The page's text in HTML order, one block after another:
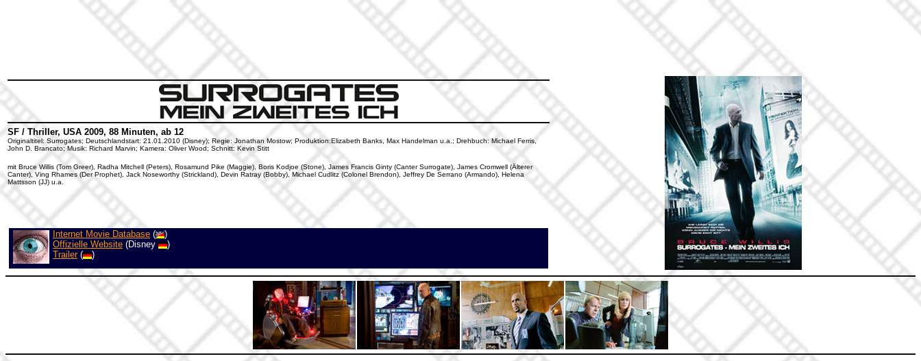
SF / Thriller, USA 2009, 88 Minuten, ab 12
Originaltitel: Surrogates; Deutschlandstart: 21.01.2010 (Disney); Regie: Jonathan Mostow; Produktion:Elizabeth Banks, Max Handelman u.a.; Drehbuch: Michael Ferris,
John D. Brancato; Musik: Richard Marvin; Kamera: Oliver Wood; Schnitt: Kevin Stitt
mit Bruce Willis (Tom Greer), Radha Mitchell (Peters), Rosamund Pike (Maggie), Boris Kodjoe (Stone), James Francis Ginty (Canter Surrogate), James Cromwell (Älterer
Canter), Ving Rhames (Der Prophet), Jack Noseworthy (Strickland), Devin Ratray (Bobby), Michael Cudlitz (Colonel Brendon), Jeffrey De Serrano (Armando), Helena
Mattsson (JJ) u.a.
Internet Movie Database (
)
Offizielle Website (Disney
)
Trailer( )